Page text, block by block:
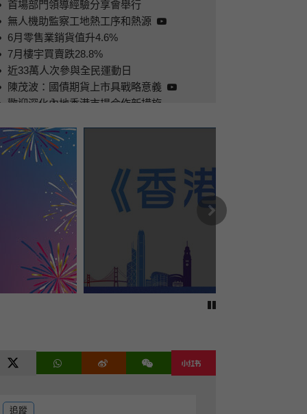
假證件
放
首場部門領導經驗分享會舉行
無人機助監察工地熱工序和熱源
6月零售業銷貨值升4.6%
7月樓宇買賣跌28.8%
近33萬人次參與全民運動日
陳茂波：國債期貨上市具戰略意義
歡迎深化內地香港市場合作新措施
特首參與全民運動日
李家超出席地區諮詢會聽取意見
首隻國債期貨明在港上市成新里程
地區治理︰攜手臻善 幸福滿園
李家超出席駐港部隊招待會
皇崗口岸開通前將進行逾百演練
臨時選民登記冊發表
上半年罪案跌1.5%
第二季經濟預估增長4.3%
一手私樓潛在供應約九萬六千伙
觀塘充電暨加氣站用地招標出售
食環署向朗豪坊發消除蟲鼠通知
港深簽皇崗口岸一地兩檢合作安排
在新視窗開啟連結
停止自動播放
下一篇
twitter WhatsApp微博 微信 小紅書
追蹤